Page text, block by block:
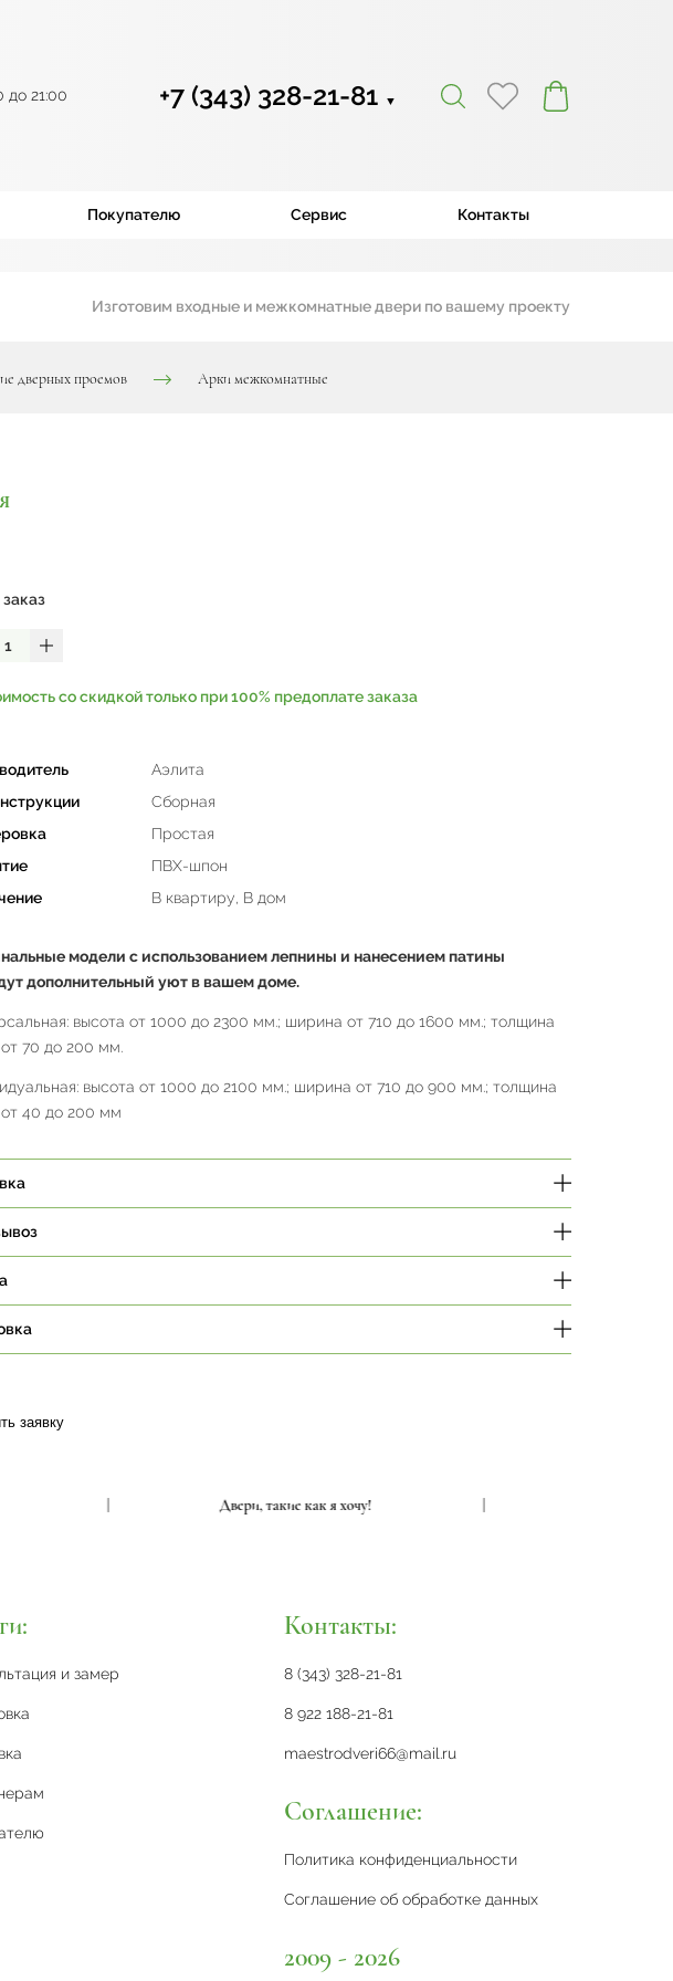
до 21:00 +7 (343) 328-21-81 ▼
Покупателю Сервис Контакты
Изготовим входные и межкомнатные двери по вашему проекту
дверных проемов Арки межкомнатные
со скидкой только при 100% предоплате заказа
Аэлита
Сборная
Простая
ПВХ-шпон
В квартиру, В дом
модели с использованием лепнины и нанесением патины
дополнительный уют в вашем доме.
высота от 1000 до 2300 мм.; ширина от 710 до 1600 мм.; толщина
70 до 200 мм.
высота от 1000 до 2100 мм.; ширина от 710 до 900 мм.; толщина
40 до 200 мм
заявку
Двери, такие как я хочу!
и замер
Контакты:
8 (343) 328-21-81
8 922 188-21-81
maestrodveri66@mail.ru
Соглашение:
Политика конфиденциальности
Соглашение об обработке данных
2009 - 2026